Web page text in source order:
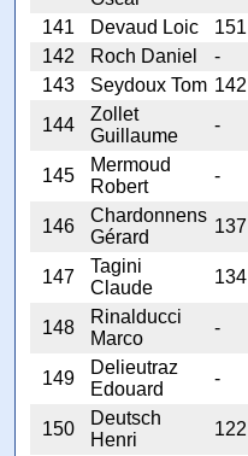
141
Devaud Loic 151
142
Roch Daniel -
143
Seydoux Tom 142
144
Zollet
Guillaume
-
145
Mermoud
Robert
-
146
Chardonnens
Gérard
137
147
Tagini
Claude
134
148
Rinalducci
Marco
-
149
Delieutraz
Edouard
-
150
Deutsch
Henri
122